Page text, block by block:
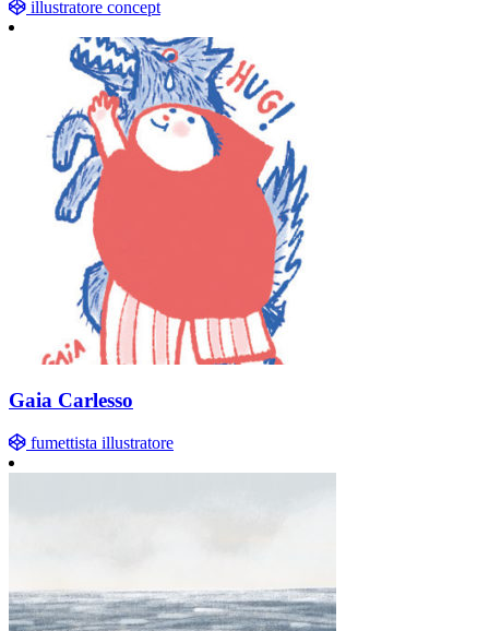
illustratore concept
Gaia Carlesso
fumettista illustratore